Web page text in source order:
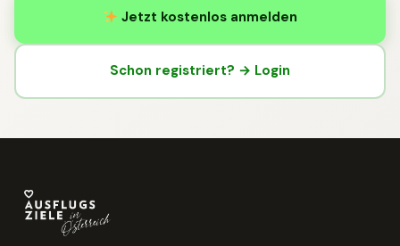
Jetzt kostenlos anmelden
Schon registriert? → Login